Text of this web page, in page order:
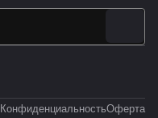
КонфиденциальностьОферта